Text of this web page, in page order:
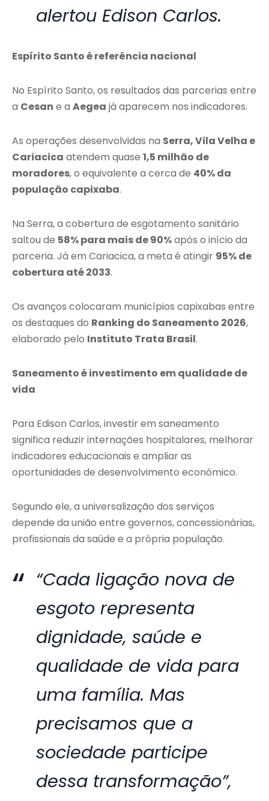
alertou Edison Carlos.
Espírito Santo é referência nacional
No Espírito Santo, os resultados das parcerias entre
a Cesan e a Aegea já aparecem nos indicadores.
As operações desenvolvidas na Serra, Vila Velha e
Cariacica atendem quase 1,5 milhão de
moradores, o equivalente a cerca de 40% da
população capixaba.
Na Serra, a cobertura de esgotamento sanitário
saltou de 58% para mais de 90%após o início da
parceria. Já em Cariacica, a meta é atingir 95% de
cobertura até 2033.
Os avanços colocaram municípios capixabas entre
os destaques do Ranking do Saneamento 2026,
elaborado pelo Instituto Trata Brasil.
Saneamento é investimento em qualidade de
vida
Para Edison Carlos, investir em saneamento
significa reduzir internações hospitalares, melhorar
indicadores educacionais e ampliar as
oportunidades de desenvolvimento econômico.
Segundo ele, a universalização dos serviços
depende da união entre governos, concessionárias,
profissionais da saúde e a própria população.
“Cada ligação nova de
esgoto representa
dignidade, saúde e
qualidade de vida para
uma família. Mas
precisamos que a
sociedade participe
dessa transformação”,